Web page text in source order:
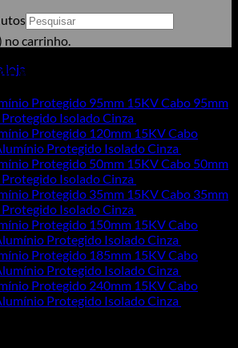
no carrinho.
lojagostar de…
Cabo 95mm
Isolado Cinza
Cabo
Protegido Isolado Cinza
Cabo 50mm
Isolado Cinza
Cabo 35mm
Isolado Cinza
Cabo
Protegido Isolado Cinza
Cabo
Protegido Isolado Cinza
Cabo
Protegido Isolado Cinza